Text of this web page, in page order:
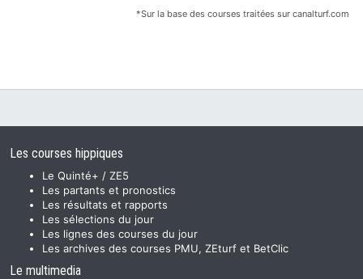
*Sur la base des courses traitées sur canalturf.com
Les courses hippiques
Le Quinté+ / ZE5
Les partants et pronostics
Les résultats et rapports
Les sélections du jour
Les lignes des courses du jour
Les archives des courses PMU, ZEturf et BetClic
Le multimedia